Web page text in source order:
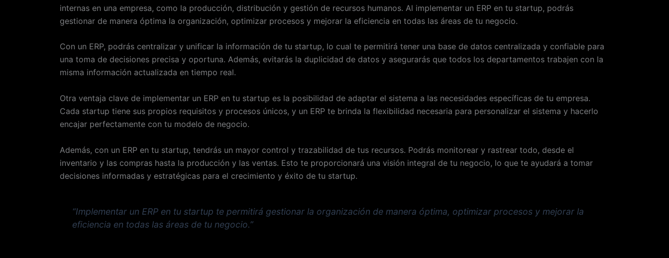
internas en una empresa, como la producción, distribución y gestión de recursos humanos. Al implementar un ERP en tu startup, podrás
gestionar de manera óptima la organización, optimizar procesos y mejorar la eficiencia en todas las áreas de tu negocio.
Con un ERP, podrás centralizar y unificar la información de tu startup, lo cual te permitirá tener una base de datos centralizada y confiable para
una toma de decisiones precisa y oportuna. Además, evitarás la duplicidad de datos y asegurarás que todos los departamentos trabajen con la
misma información actualizada en tiempo real.
Otra ventaja clave de implementar un ERP en tu startup es la posibilidad de adaptar el sistema a las necesidades específicas de tu empresa.
Cada startup tiene sus propios requisitos y procesos únicos, y un ERP te brinda la flexibilidad necesaria para personalizar el sistema y hacerlo
encajar perfectamente con tu modelo de negocio.
Además, con un ERP en tu startup, tendrás un mayor control y trazabilidad de tus recursos. Podrás monitorear y rastrear todo, desde el
inventario y las compras hasta la producción y las ventas. Esto te proporcionará una visión integral de tu negocio, lo que te ayudará a tomar
decisiones informadas y estratégicas para el crecimiento y éxito de tu startup.
“Implementar un ERP en tu startup te permitirá gestionar la organización de manera óptima, optimizar procesos y mejorar la
eficiencia en todas las áreas de tu negocio.”